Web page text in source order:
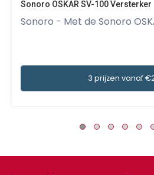
Sonoro OSKAR SV-100 Versterker
Sonoro - Met de Sonoro
3 prijzen vanaf